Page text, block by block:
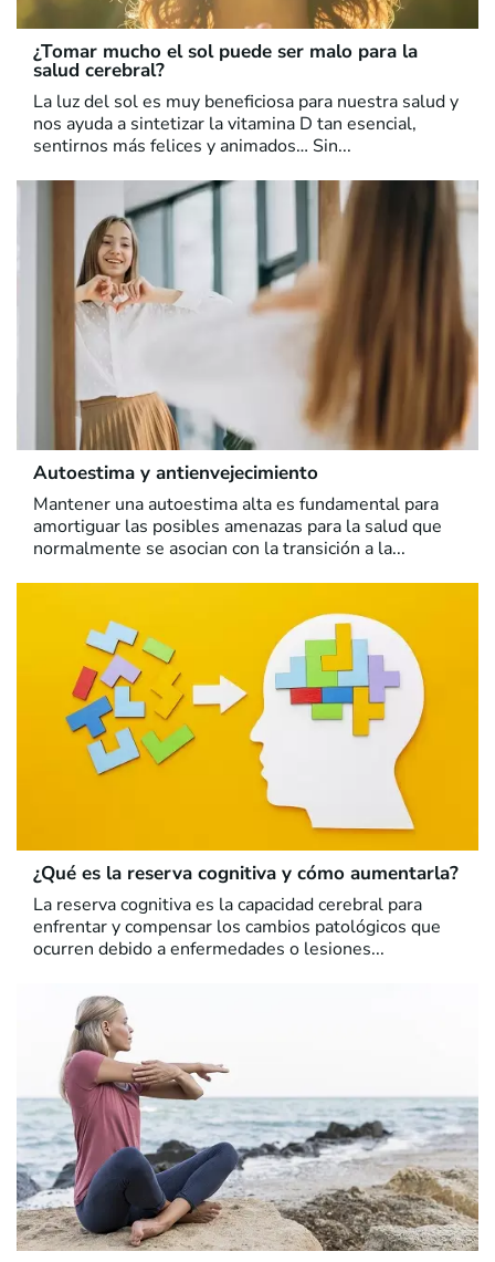
¿Tomar mucho el sol puede ser malo para la
salud cerebral?
La luz del sol es muy beneficiosa para nuestra salud y
nos ayuda a sintetizar la vitamina D tan esencial,
sentirnos más felices y animados… Sin...
Autoestima y antienvejecimiento
Mantener una autoestima alta es fundamental para
amortiguar las posibles amenazas para la salud que
normalmente se asocian con la transición a la...
¿Qué es la reserva cognitiva y cómo aumentarla?
La reserva cognitiva es la capacidad cerebral para
enfrentar y compensar los cambios patológicos que
ocurren debido a enfermedades o lesiones...